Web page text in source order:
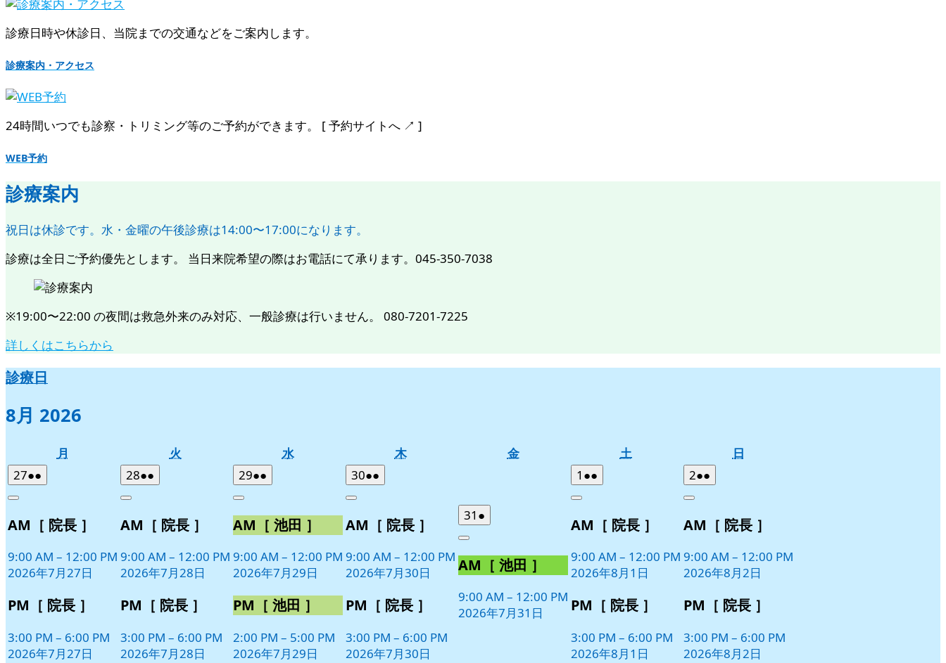
診療日時や休診日、当院までの交通などをご案内します。
診療案内・アクセス
24時間いつでも診察・トリミング等のご予約ができます。 [ 予約サイトへ ↗︎ ]
WEB予約
診療案内
祝日は休診です。水・金曜の午後診療は14:00〜17:00になります。
診療は全日ご予約優先とします。 当日来院希望の際はお電話にて承ります。045-350-7038
※19:00〜22:00 の夜間は救急外来のみ対応、一般診療は行いません。 080-7201-7225
詳しくはこちらから
診療日
8月 2026
月 火 水水
木木
金金
土土
日
272026
年
月
日
●●
件
イ
ン
ト)
Close
AM［ 院長 ］
9:00 AM – 12:00 PM
2026年7月27日
PM［ 院長 ］
3:00 PM – 6:00 PM
2026年7月27日
282026
年
月
日
●●
件
イ
ン
ト)
Close
AM［ 院長 ］
9:00 AM – 12:00 PM
2026年7月28日
PM［ 院長 ］
3:00 PM – 6:00 PM
2026年7月28日
292026
年
月
29
日
●●
件
イ
ン
ト)
Close
AM［ 池田 ］
9:00 AM – 12:00 PM
2026年7月29日
PM［ 池田 ］
2:00 PM – 5:00 PM
2026年7月29日
302026
年
月
日
●●
件
イ
ン
ト)
Close
AM［ 院長 ］
9:00 AM – 12:00 PM
2026年7月30日
PM［ 院長 ］
3:00 PM – 6:00 PM
2026年7月30日
31 2026
年
月
31
日
●
件
イ
ン
ト)
Close
AM［ 池田 ］
9:00 AM – 12:00 PM
2026年7月31日
1 2026
年
月
日
●●
件
イ
ン
ト)
Close
AM［ 院長 ］
9:00 AM – 12:00 PM
2026年8月1日
PM［ 院長 ］
3:00 PM – 6:00 PM
2026年8月1日
22026
年
月
日
●●
件
イ
ン
ト)
Close
AM［ 院長 ］
9:00 AM – 12:00 PM
2026年8月2日
PM［ 院長 ］
3:00 PM – 6:00 PM
2026年8月2日